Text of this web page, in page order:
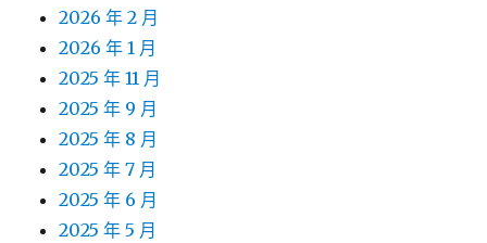
2026 年 2 月
2026 年 1 月
2025 年 11 月
2025 年 9 月
2025 年 8 月
2025 年 7 月
2025 年 6 月
2025 年 5 月